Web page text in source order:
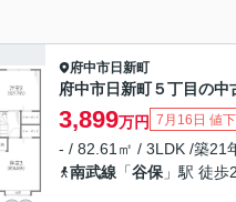
府中市 日新町
府中市日新町５丁目の中
3,899万円 7月16日 値
- / 82.61㎡ / 3LDK /築21
南武線 「谷保 」駅 徒歩